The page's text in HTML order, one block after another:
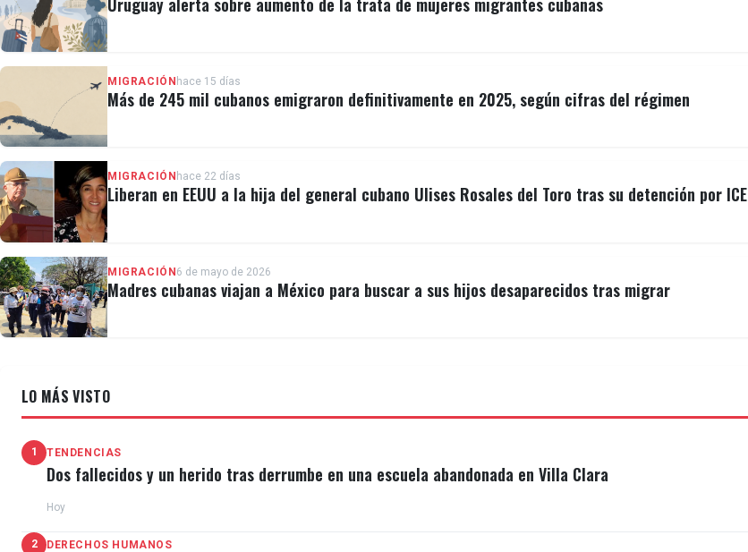
MIGRACIÓN hace 15 días
Más de 245 mil cubanos emigraron definitivamente en 2025, según cifras del régimen
MIGRACIÓN hace 22 días
Liberan en EEUU a la hija del general cubano Ulises Rosales del Toro tras su detención por ICE
MIGRACIÓN6 de mayo de 2026
Madres cubanas viajan a México para buscar a sus hijos desaparecidos tras migrar
LO MÁS VISTO
1 TENDENCIAS
Dos fallecidos y un herido tras derrumbe en una escuela abandonada en Villa Clara
Hoy
2 DERECHOS HUMANOS